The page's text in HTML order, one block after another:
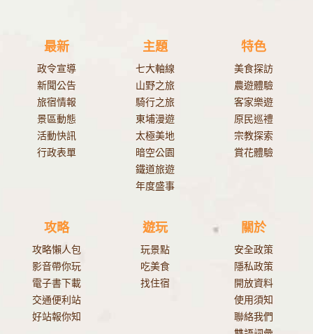
最新
政令宣導
新聞公告
旅宿情報
景區動態
活動快訊
行政表單
主題
七大軸線
山野之旅
騎行之旅
東埔漫遊
太極美地
暗空公園
鐵道旅遊
年度盛事
特色
美食探訪
農遊體驗
客家樂遊
原民巡禮
宗教探索
賞花體驗
攻略
攻略懶人包
影音帶你玩
電子書下載
交通便利站
好站報你知
遊玩
玩景點
吃美食
找住宿
關於
安全政策
隱私政策
開放資料
使用須知
聯絡我們